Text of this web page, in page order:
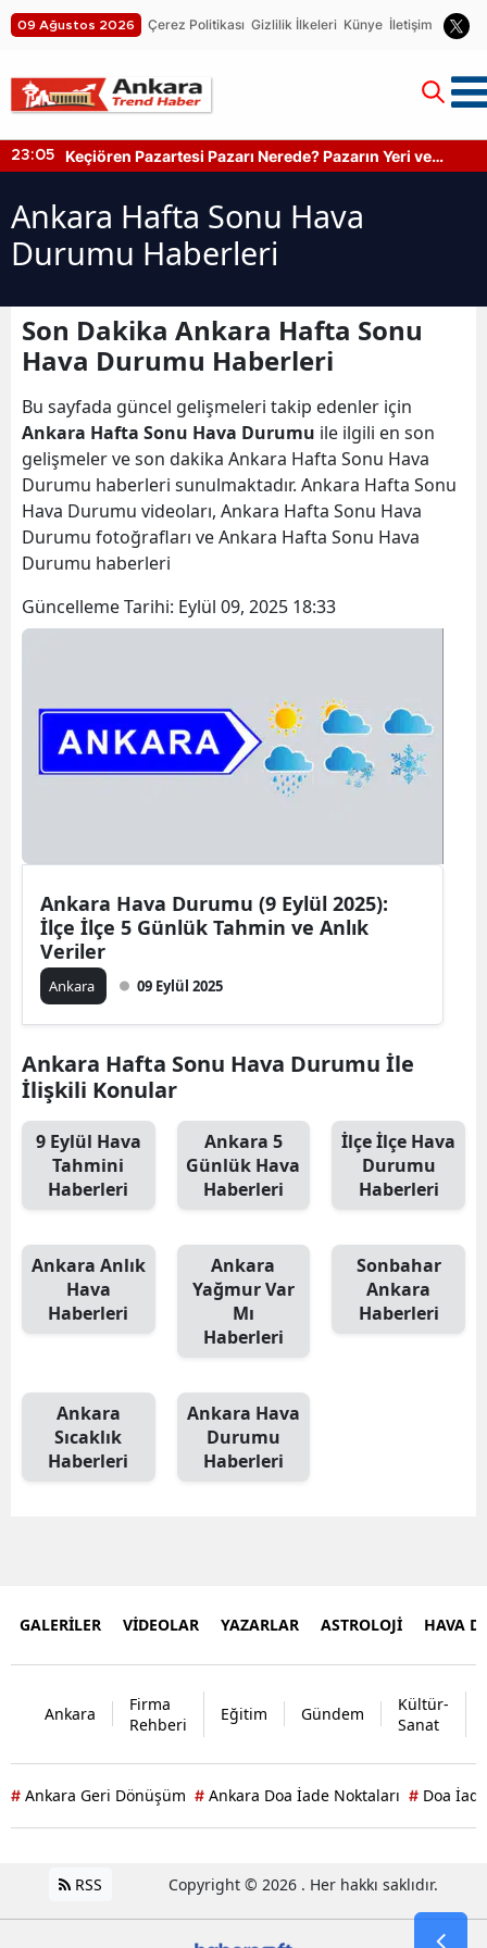
09 Ağustos 2026 Çerez Politikası Gizlilik İlkeleri Künye İletişim
23:05
Keçiören Pazartesi Pazarı Nerede? Pazarın Yeri ve
Ankara Hafta Sonu Hava
Durumu Haberleri
Son Dakika Ankara Hafta Sonu
Hava Durumu Haberleri
Bu sayfada güncel gelişmeleri takip edenler için
Ankara Hafta Sonu Hava Durumu ile ilgili en son
gelişmeler ve son dakika Ankara Hafta Sonu Hava
Durumu haberleri sunulmaktadır. Ankara Hafta Sonu
Hava Durumu videoları, Ankara Hafta Sonu Hava
Durumu fotoğrafları ve Ankara Hafta Sonu Hava
Durumu haberleri
Güncelleme Tarihi: Eylül 09, 2025 18:33
Ankara Hava Durumu (9 Eylül 2025):
İlçe İlçe 5 Günlük Tahmin ve Anlık
Veriler
Ankara 09 Eylül 2025
Ankara Hafta Sonu Hava Durumu İle
İlişkili Konular
9 Eylül Hava
Tahmini
Haberleri
Ankara 5
Günlük Hava
Haberleri
İlçe İlçe Hava
Durumu
Haberleri
Ankara Anlık
Hava
Haberleri
Ankara
Yağmur Var
Mı
Haberleri
Sonbahar
Ankara
Haberleri
Ankara
Sıcaklık
Haberleri
Ankara Hava
Durumu
Haberleri
GALERİLER VİDEOLAR YAZARLAR ASTROLOJİ HAVA
Ankara
Firma
Rehberi
Eğitim Gündem
Kültür-
Sanat
# Ankara Geri Dönüşüm # Ankara Doa İade Noktaları # Doa
RSS Copyright © 2026 . Her hakkı saklıdır.